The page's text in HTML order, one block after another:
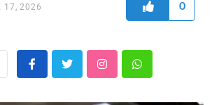
17, 2026 0